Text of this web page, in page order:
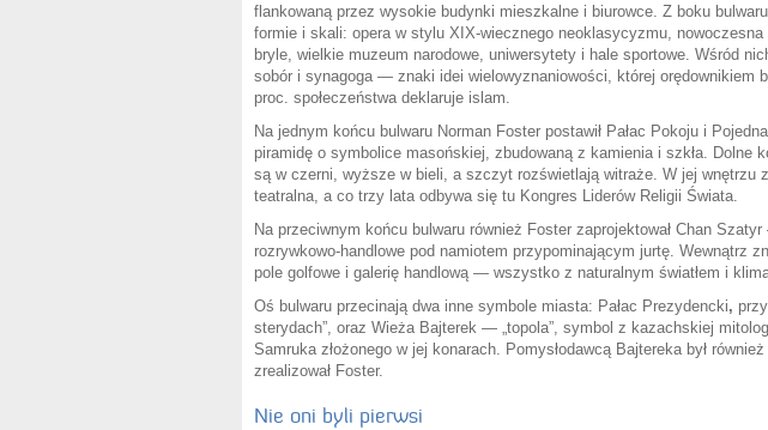
flankowaną przez wysokie budynki mieszkalne i biurowce. Z boku
formie i skali: opera w stylu XIX-wiecznego neoklasycyzmu, nowoczesna
bryle, wielkie muzeum narodowe, uniwersytety i hale sportowe. Wśród
sobór i synagoga — znaki idei wielowyznaniowości, której orędownikiem
proc. społeczeństwa deklaruje islam.
Na jednym końcu bulwaru Norman Foster postawił Pałac Pokoju i
piramidę o symbolice masońskiej, zbudowaną z kamienia i szkła. Dolne
są w czerni, wyższe w bieli, a szczyt rozświetlają witraże. W jej wnętrzu
teatralna, a co trzy lata odbywa się tu Kongres Liderów Religii Świata.
Na przeciwnym końcu bulwaru również Foster zaprojektował Chan
rozrywkowo-handlowe pod namiotem przypominającym jurtę. Wewnątrz
pole golfowe i galerię handlową — wszystko z naturalnym światłem i
Oś bulwaru przecinają dwa inne symbole miasta: Pałac Prezydencki,
sterydach”, oraz Wieża Bajterek — „topola”, symbol z kazachskiej
Samruka złożonego w jej konarach. Pomysłodawcą Bajtereka był
zrealizował Foster.
Nie oni byli pierwsi